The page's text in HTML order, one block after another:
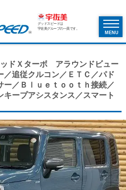
グッドスピードは
宇佐美グループの一員です。
MENU
ドＸターボ アラウンドビュー
／追従クルコン／ＥＴＣ／パド
ー／Ｂｌｕｅｔｏｏｔｈ接続／
ープアシスタンス／スマート